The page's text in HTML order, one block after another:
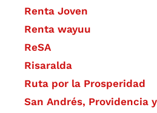
Renta Joven
Renta wayuu
ReSA
Risaralda
Ruta por la Prosperidad
San Andrés, Providencia